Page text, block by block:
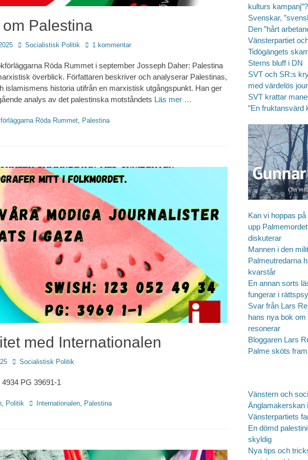
Palestina
Författare
Socialistisk Politik 1 kommentar
Röda Rummet i september Josseph Daher: Palestina
överblick. Författaren beskriver och analyserar Palestinas,
islamismens historia utifrån en marxistisk utgångspunkt. Han ger
analys av det palestinska motståndets Läs mer …
Röda Rummet, Palestina
med Internationalen
Författare
Socialistisk Politik
PG 39691-1
, Politik Etiketter
Internationalen, Palestina
kulturs kampanj”?
Svenskar,
Den ”hårt
Vänsterpartiet
Tidögängets
Sterns bluff i DN
SVT och SR:s
med värdelös
SVT krattar
”En fruktansvärd
Kan vi hoppas
upp
diskuterar
Mannen i den
Palmeutredarna
kvarstår
En annan sorts
fungerar i
Svar från Lars
hans nya bok
resonerar
Bloggaren Lars
Palme sköts
Vänstern och
Änglamakerskan
Vänsterpartiets
En dömd
skyldig
Nya tips och